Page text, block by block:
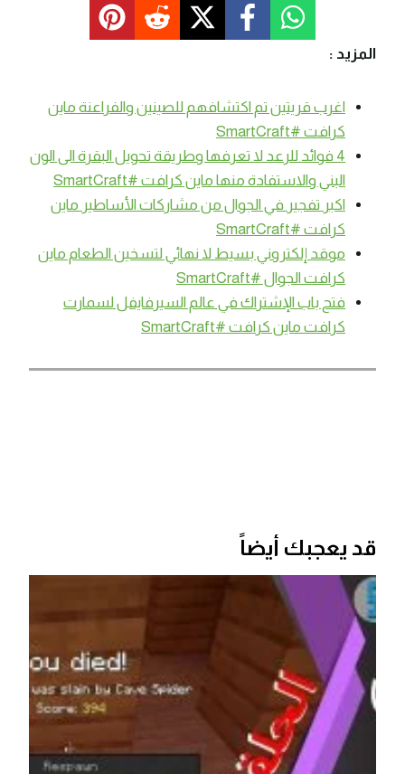
المزيد :
اغرب قريتين تم اكتشافهم للصينين والفراعنة ماين
كرافت #SmartCraft
4 فوائد للرعد لا تعرفها وطريقة تحويل البقرة الى الون
البني والاستفادة منها ماين كرافت #SmartCraft
اكبر تفجير في الجوال من مشاركات الأساطير ماين
كرافت #SmartCraft
موقد إلكتروني بسيط لا نهائي لتسخين الطعام ماين
كرافت الجوال #SmartCraft
فتح باب الإشتراك في عالم السيرفايفل لسمارت
كرافت ماين كرافت #SmartCraft
قد يعجبك أيضاً